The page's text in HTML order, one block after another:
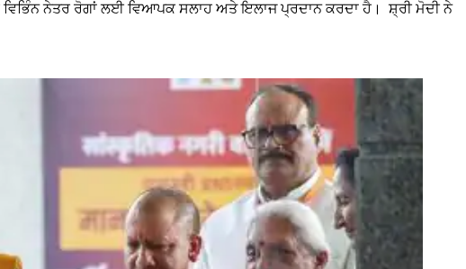
ਨੇਤਰ ਰੋਗਾਂ ਲਈ ਵਿਆਪਕ ਸਲਾਹ ਅਤੇ ਇਲਾਜ ਪ੍ਰਦਾਨ ਕਰਦਾ ਹੈ। ਸ਼੍ਰੀ ਮੋਦੀ ਨੇ